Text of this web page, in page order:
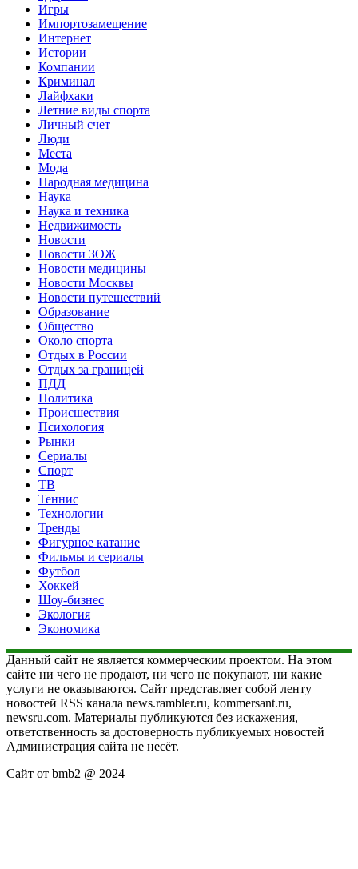
Игры
Импортозамещение
Интернет
Истории
Компании
Криминал
Лайфхаки
Летние виды спорта
Личный счет
Люди
Места
Мода
Народная медицина
Наука
Наука и техника
Недвижимость
Новости
Новости ЗОЖ
Новости медицины
Новости Москвы
Новости путешествий
Образование
Общество
Около спорта
Отдых в России
Отдых за границей
ПДД
Политика
Происшествия
Психология
Рынки
Сериалы
Спорт
ТВ
Теннис
Технологии
Тренды
Фигурное катание
Фильмы и сериалы
Футбол
Хоккей
Шоу-бизнес
Экология
Экономика
Данный сайт не является коммерческим проектом. На этом
сайте ни чего не продают, ни чего не покупают, ни какие
услуги не оказываются. Сайт представляет собой ленту
новостей RSS канала news.rambler.ru, kommersant.ru,
newsru.com. Материалы публикуются без искажения,
ответственность за достоверность публикуемых новостей
Администрация сайта не несёт.
Сайт от bmb2 @ 2024